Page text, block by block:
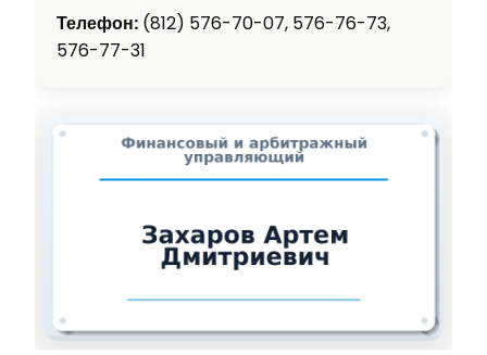
Телефон: (812) 576-70-07, 576-76-73,
576-77-31